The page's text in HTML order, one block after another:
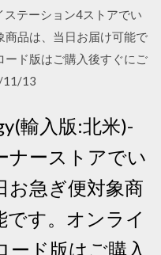
テーション4ストアでい
品は、当日お届け可能で
ド版はご購入後すぐにご
11/13
輸入版:北米)-
ナーストアでい
お急ぎ便対象商
です。オンライ
ード版はご購入